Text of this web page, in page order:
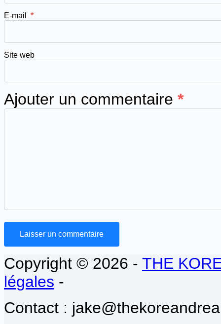
E-mail *
Site web
Ajouter un commentaire *
Laisser un commentaire
Copyright © 2026 - THE
légales -
Contact :